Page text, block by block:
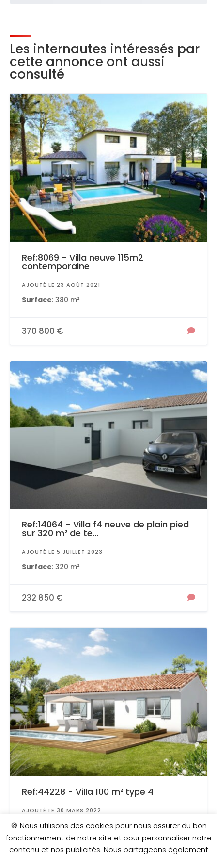
Les internautes intéressés par
cette annonce ont aussi
consulté
Ref:8069 - Villa neuve 115m2
contemporaine
AJOUTÉ LE 23 AOÛT 2021
Surface: 380 m²
370 800 €
Ref:14064 - Villa f4 neuve de plain pied
sur 320 m² de te...
AJOUTÉ LE 5 JUILLET 2023
Surface: 320 m²
232 850 €
Ref:44228 - Villa 100 m² type 4
AJOUTÉ LE 30 MARS 2022
Surface: 500 m²
🍪 Nous utilisons des cookies pour nous assurer du bon
fonctionnement de notre site et pour personnaliser notre
contenu et nos publicités. Nous partageons également